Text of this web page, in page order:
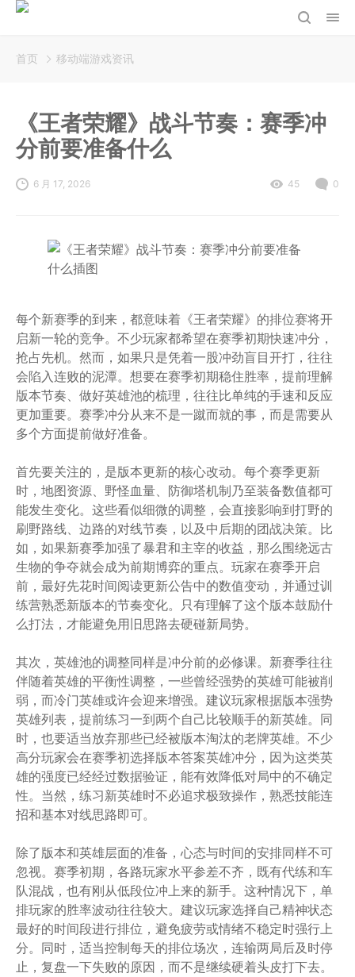
首页 移动端游戏资讯
《王者荣耀》战斗节奏：赛季冲
分前要准备什么
6 月 17, 2026 45 0
每个新赛季的到来，都意味着《王者荣耀》的排位赛将开
启新一轮的竞争。不少玩家都希望在赛季初期快速冲分，
抢占先机。然而，如果只是凭着一股冲劲盲目开打，往往
会陷入连败的泥潭。想要在赛季初期稳住胜率，提前理解
版本节奏、做好英雄池的梳理，往往比单纯的手速和反应
更加重要。赛季冲分从来不是一蹴而就的事，而是需要从
多个方面提前做好准备。
首先要关注的，是版本更新的核心改动。每个赛季更新
时，地图资源、野怪血量、防御塔机制乃至装备数值都可
能发生变化。这些看似细微的调整，会直接影响到打野的
刷野路线、边路的对线节奏，以及中后期的团战决策。比
如，如果新赛季加强了暴君和主宰的收益，那么围绕远古
生物的争夺就会成为前期博弈的重点。玩家在赛季开启
前，最好先花时间阅读更新公告中的数值变动，并通过训
练营熟悉新版本的节奏变化。只有理解了这个版本鼓励什
么打法，才能避免用旧思路去硬碰新局势。
其次，英雄池的调整同样是冲分前的必修课。新赛季往往
伴随着英雄的平衡性调整，一些曾经强势的英雄可能被削
弱，而冷门英雄或许会迎来增强。建议玩家根据版本强势
英雄列表，提前练习一到两个自己比较顺手的新英雄。同
时，也要适当放弃那些已经被版本淘汰的老牌英雄。不少
高分玩家会在赛季初选择版本答案英雄冲分，因为这类英
雄的强度已经经过数据验证，能有效降低对局中的不确定
性。当然，练习新英雄时不必追求极致操作，熟悉技能连
招和基本对线思路即可。
除了版本和英雄层面的准备，心态与时间的安排同样不可
忽视。赛季初期，各路玩家水平参差不齐，既有代练和车
队混战，也有刚从低段位冲上来的新手。这种情况下，单
排玩家的胜率波动往往较大。建议玩家选择自己精神状态
最好的时间段进行排位，避免疲劳或情绪不稳定时强行上
分。同时，适当控制每天的排位场次，连输两局后及时停
止，复盘一下失败的原因，而不是继续硬着头皮打下去。